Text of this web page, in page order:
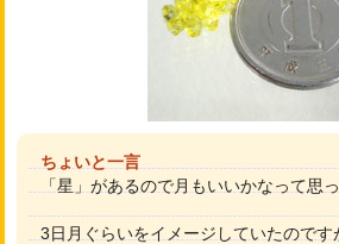
ちょいと一言
「星」があるので月もいいかなって思
3日月ぐらいをイメージしていたのです